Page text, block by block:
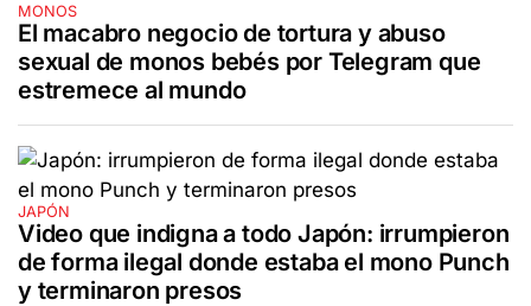
MONOS
El macabro negocio de tortura y abuso
sexual de monos bebés por Telegram que
estremece al mundo
JAPÓN
Video que indigna a todo Japón: irrumpieron
de forma ilegal donde estaba el mono Punch
y terminaron presos